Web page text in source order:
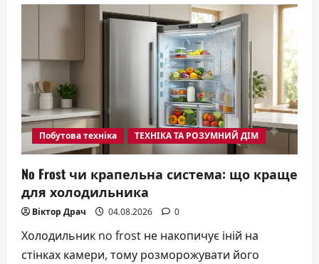
пилосос:
види,
Побутова техніка ТЕХНІКА ТА РОЗУМНИЙ ДІМ
No Frost чи крапельна система: що краще
для холодильника
Віктор Драч 04.08.2026 0
Холодильник no frost не накопичує іній на
стінках камери, тому розморожувати його